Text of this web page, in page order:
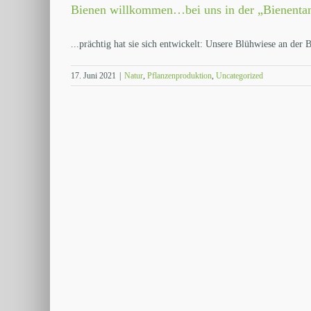
Bienen willkommen…bei uns in der
...prächtig hat sie sich entwickelt: Unsere Blühwiese an der
17. Juni 2021 | Natur Pflanzenproduktion Uncategorized